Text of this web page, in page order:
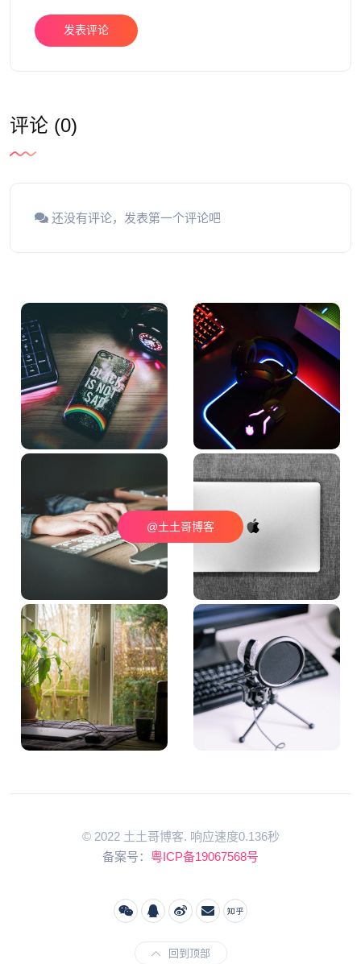
发表评论
评论 (0)
还没有评论，发表第一个评论吧
@土土哥博客
© 2022 土土哥博客. 响应速度0.136秒
备案号： 粤ICP备19067568号
回到顶部